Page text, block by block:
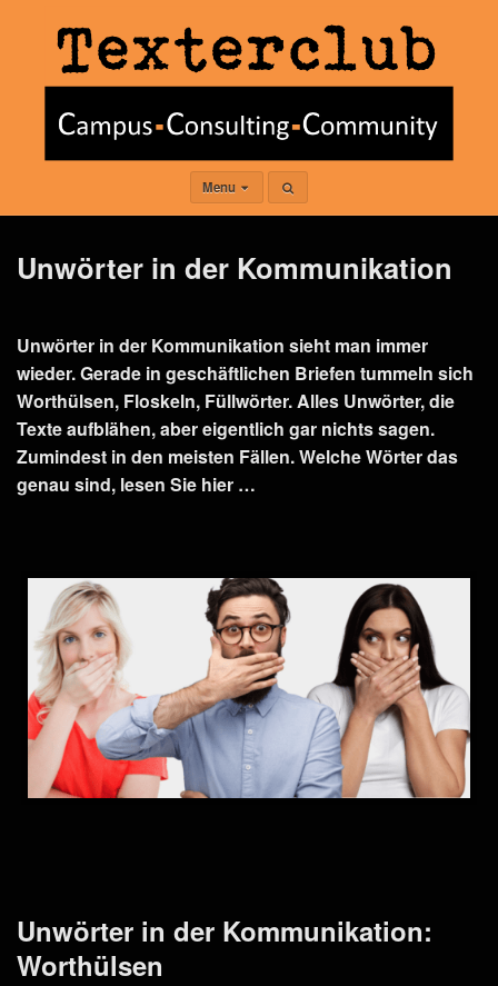
Menu
Unwörter in der Kommunikation
Unwörter in der Kommunikation sieht man immer
wieder. Gerade in geschäftlichen Briefen tummeln sich
Worthülsen, Floskeln, Füllwörter. Alles Unwörter, die
Texte aufblähen, aber eigentlich gar nichts sagen.
Zumindest in den meisten Fällen. Welche Wörter das
genau sind, lesen Sie hier …
Unwörter in der Kommunikation:
Worthülsen